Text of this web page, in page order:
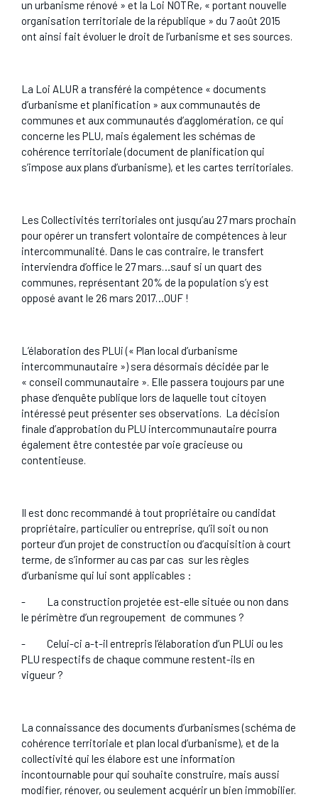
un urbanisme rénové » et la Loi NOTRe, « portant nouvelle
organisation territoriale de la république » du 7 août 2015
ont ainsi fait évoluer le droit de l’urbanisme et ses sources.
La Loi ALUR a transféré la compétence « documents
d’urbanisme et planification » aux communautés de
communes et aux communautés d’agglomération, ce qui
concerne les PLU, mais également les schémas de
cohérence territoriale (document de planification qui
s’impose aux plans d’urbanisme), et les cartes territoriales.
Les Collectivités territoriales ont jusqu’au 27 mars prochain
pour opérer un transfert volontaire de compétences à leur
intercommunalité. Dans le cas contraire, le transfert
interviendra d’office le 27 mars…sauf si un quart des
communes, représentant 20% de la population s’y est
opposé avant le 26 mars 2017…OUF !
L’élaboration des PLUi (« Plan local d’urbanisme
intercommunautaire ») sera désormais décidée par le
« conseil communautaire ». Elle passera toujours par une
phase d’enquête publique lors de laquelle tout citoyen
intéressé peut présenter ses observations. La décision
finale d’approbation du PLU intercommunautaire pourra
également être contestée par voie gracieuse ou
contentieuse.
Il est donc recommandé à tout propriétaire ou candidat
propriétaire, particulier ou entreprise, qu’il soit ou non
porteur d’un projet de construction ou d’acquisition à court
terme, de s’informer au cas par cas sur les règles
d’urbanisme qui lui sont applicables :
-
La construction projetée est-elle située ou non dans
le périmètre d’un regroupement de communes ?
-
Celui-ci a-t-il entrepris l’élaboration d’un PLUi ou les
PLU respectifs de chaque commune restent-ils en
vigueur ?
La connaissance des documents d’urbanismes (schéma de
cohérence territoriale et plan local d’urbanisme), et de la
collectivité qui les élabore est une information
incontournable pour qui souhaite construire, mais aussi
modifier, rénover, ou seulement acquérir un bien immobilier.